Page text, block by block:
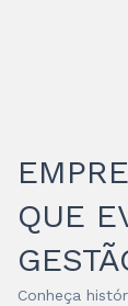
QUE
Conheça